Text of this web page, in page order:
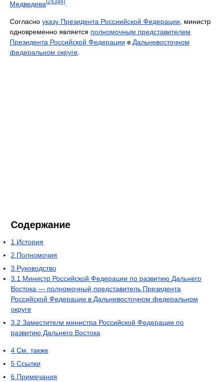
Медведева
Согласно указу Президента Россиийской Федерации , министр
одновременно является полномочным представителем
Президента Российской Федерации в Дальневосточном
федеральном округе
Содержание
1 История
2 Полномочия
3 Руководство
3.1 Министр Российской Федерации по развитию Дальнего
Востока — полномочный представитель Президента
Российской Федерации в Дальневосточном федеральном
округе
3.2 Заместители министра Российской Федерации по
развитию Дальнего Востока
4 См. также
5 Ссылки
6 Примечания